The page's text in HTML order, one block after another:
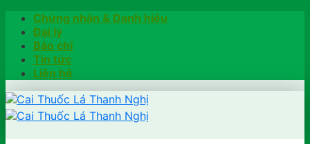
Skip
content
Chứng nhận & Danh hiệu
Đại lý
Báo chí
Tin tức
Liên hệ